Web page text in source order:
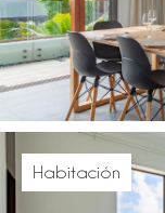
Habitación